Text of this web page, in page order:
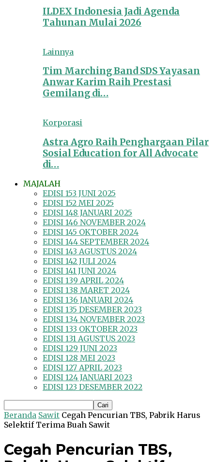
ILDEX Indonesia Jadi Agenda
Tahunan Mulai 2026
Lainnya
Tim Marching Band SDS Yayasan
Anwar Karim Raih Prestasi
Gemilang di…
Korporasi
Astra Agro Raih Penghargaan Pilar
Sosial Education for All Advocate
di…
MAJALAH
EDISI 153 JUNI 2025
EDISI 152 MEI 2025
EDISI 148 JANUARI 2025
EDISI 146 NOVEMBER 2024
EDISI 145 OKTOBER 2024
EDISI 144 SEPTEMBER 2024
EDISI 143 AGUSTUS 2024
EDISI 142 JULI 2024
EDISI 141 JUNI 2024
EDISI 139 APRIL 2024
EDISI 138 MARET 2024
EDISI 136 JANUARI 2024
EDISI 135 DESEMBER 2023
EDISI 134 NOVEMBER 2023
EDISI 133 OKTOBER 2023
EDISI 131 AGUSTUS 2023
EDISI 129 JUNI 2023
EDISI 128 MEI 2023
EDISI 127 APRIL 2023
EDISI 124 JANUARI 2023
EDISI 123 DESEMBER 2022
Beranda Sawit Cegah Pencurian TBS, Pabrik Harus
Selektif Terima Buah Sawit
Cegah Pencurian TBS,